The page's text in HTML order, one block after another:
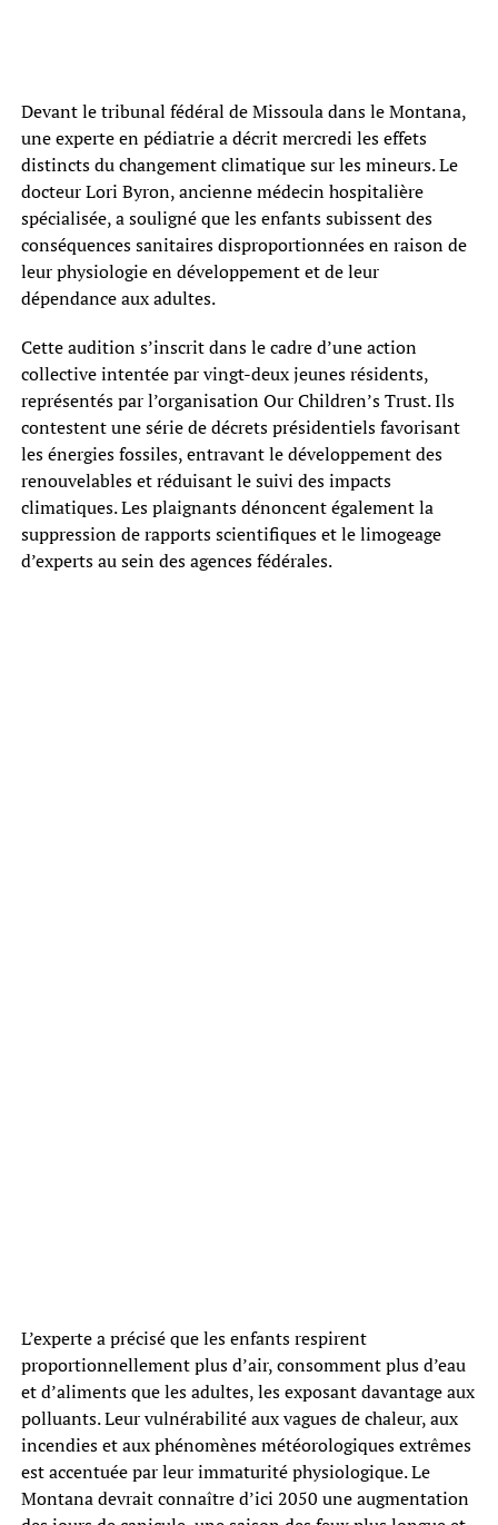
Devant le tribunal fédéral de Missoula dans le Montana,
une experte en pédiatrie a décrit mercredi les effets
distincts du changement climatique sur les mineurs. Le
docteur Lori Byron, ancienne médecin hospitalière
spécialisée, a souligné que les enfants subissent des
conséquences sanitaires disproportionnées en raison de
leur physiologie en développement et de leur
dépendance aux adultes.
Cette audition s’inscrit dans le cadre d’une action
collective intentée par vingt-deux jeunes résidents,
représentés par l’organisation Our Children’s Trust. Ils
contestent une série de décrets présidentiels favorisant
les énergies fossiles, entravant le développement des
renouvelables et réduisant le suivi des impacts
climatiques. Les plaignants dénoncent également la
suppression de rapports scientifiques et le limogeage
d’experts au sein des agences fédérales.
L’experte a précisé que les enfants respirent
proportionnellement plus d’air, consomment plus d’eau
et d’aliments que les adultes, les exposant davantage aux
polluants. Leur vulnérabilité aux vagues de chaleur, aux
incendies et aux phénomènes météorologiques extrêmes
est accentuée par leur immaturité physiologique. Le
Montana devrait connaître d’ici 2050 une augmentation